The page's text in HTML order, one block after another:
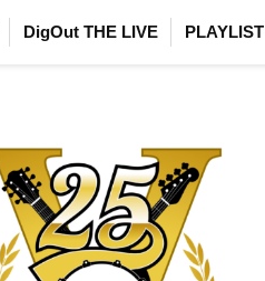
DigOut THE LIVE PLAYLIST